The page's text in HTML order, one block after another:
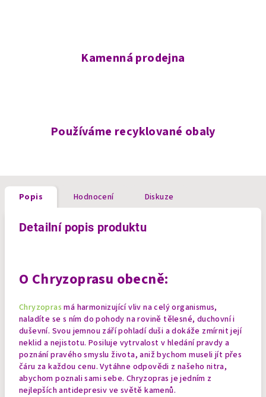
Kamenná prodejna
Používáme recyklované obaly
Popis Hodnocení Diskuze
Detailní popis produktu
O Chryzoprasu obecně:
Chryzopras má harmonizující vliv na celý organismus,
naladíte se s ním do pohody na rovině tělesné, duchovní i
duševní. Svou jemnou září pohladí duši a dokáže zmírnit její
neklid a nejistotu. Posiluje vytrvalost v hledání pravdy a
poznání pravého smyslu života, aniž bychom museli jít přes
čáru za každou cenu. Vytáhne odpovědi z našeho nitra,
abychom poznali sami sebe. Chryzopras je jedním z
nejlepších antidepresiv ve světě kamenů.